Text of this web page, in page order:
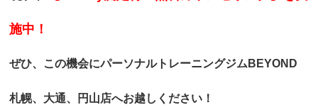
施中！
ぜひ、この機会にパーソナルトレーニングジムBEYOND
札幌、大通、円山店へお越しください！